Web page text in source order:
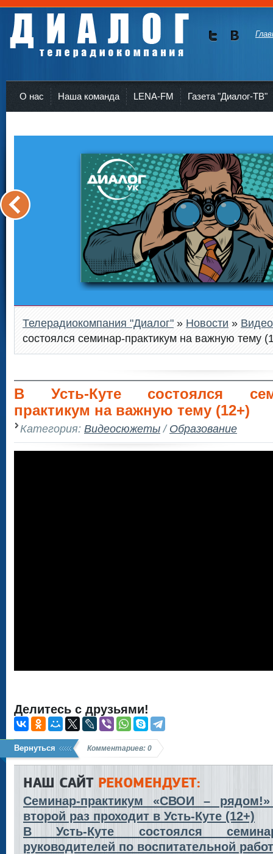
О нас Наша команда LENA-FM Газета "Диалог-ТВ"
Телерадиокомпания "Диалог" » Новости »
состоялся семинар-практикум на важную тему
В Усть-Куте состоялся
практикум на важную тему (12+)
Категория: Видеосюжеты/Образование
Делитесь с друзьями!
Вернуться Комментариев: 0
НАШ САЙТРЕКОМЕНДУЕТ:
Семинар-практикум «СВОИ –
второй раз проходит в Усть-Куте (12+)
В Усть-Куте состоялся
руководителей по воспитательной